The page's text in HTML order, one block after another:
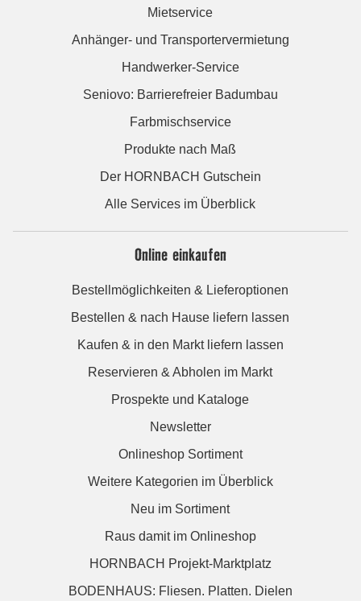
Mietservice
Anhänger- und Transportervermietung
Handwerker-Service
Seniovo: Barrierefreier Badumbau
Farbmischservice
Produkte nach Maß
Der HORNBACH Gutschein
Alle Services im Überblick
Online einkaufen
Bestellmöglichkeiten & Lieferoptionen
Bestellen & nach Hause liefern lassen
Kaufen & in den Markt liefern lassen
Reservieren & Abholen im Markt
Prospekte und Kataloge
Newsletter
Onlineshop Sortiment
Weitere Kategorien im Überblick
Neu im Sortiment
Raus damit im Onlineshop
HORNBACH Projekt-Marktplatz
BODENHAUS: Fliesen. Platten. Dielen